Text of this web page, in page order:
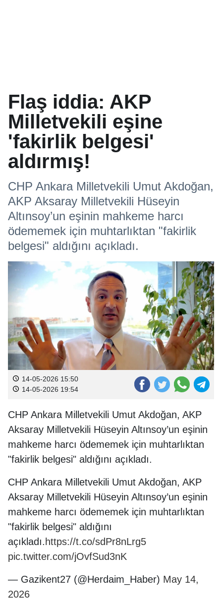
Flaş iddia: AKP
Milletvekili eşine
'fakirlik belgesi'
aldırmış!
CHP Ankara Milletvekili Umut Akdoğan,
AKP Aksaray Milletvekili Hüseyin
Altınsoy’un eşinin mahkeme harcı
ödememek için muhtarlıktan "fakirlik
belgesi" aldığını açıkladı.
14-05-2026 15:50
14-05-2026 19:54
CHP Ankara Milletvekili Umut Akdoğan, AKP
Aksaray Milletvekili Hüseyin Altınsoy’un eşinin
mahkeme harcı ödememek için muhtarlıktan
"fakirlik belgesi" aldığını açıkladı.
CHP Ankara Milletvekili Umut Akdoğan, AKP
Aksaray Milletvekili Hüseyin Altınsoy’un eşinin
mahkeme harcı ödememek için muhtarlıktan
"fakirlik belgesi" aldığını
açıkladı. https://t.co/sdPr8nLrg5
pic.twitter.com/jOvfSud3nK
— Gazikent27 (@Herdaim_Haber) May 14,
2026